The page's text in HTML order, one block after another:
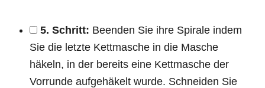
5. Schritt: Beenden Sie ihre Spirale indem
Sie die letzte Kettmasche in die Masche
häkeln, in der bereits eine Kettmasche der
Vorrunde aufgehäkelt wurde. Schneiden Sie